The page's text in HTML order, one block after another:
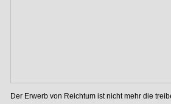
Der Erwerb von Reichtum ist nicht mehr die